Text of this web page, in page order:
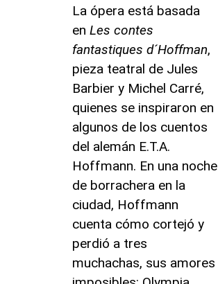
La ópera está basada
en Les contes
fantastiques d´Hoffman,
pieza teatral de Jules
Barbier y Michel Carré,
quienes se inspiraron en
algunos de los cuentos
del alemán E.T.A.
Hoffmann. En una noche
de borrachera en la
ciudad, Hoffmann
cuenta cómo cortejó y
perdió a tres
muchachas, sus amores